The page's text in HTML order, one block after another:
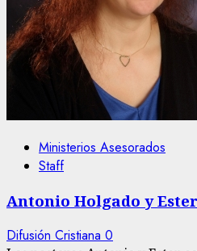
Ministerios Asesorados
Staff
Antonio Holgado y
Difusión Cristiana 0